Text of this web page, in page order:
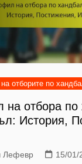
отборите по
на отбора по
История,
Лефевр 15/01/